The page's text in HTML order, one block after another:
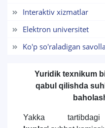
Interaktiv xizmatlar
Elektron universitet
Ko'p so'raladigan
Yuridik texnikum
qabul qilishda
Yakka
Qabul bo'yicha
savollar chiqadi:
1. Hujjatlar (bakalavr) (5)
3. Suhbat (bakalavr) (8)